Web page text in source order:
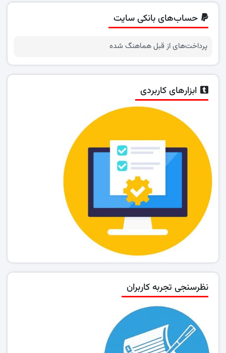
حساب‌های بانکی سایت
پرداخت‌های از قبل هماهنگ شده
ابزارهای کاربردی
نظرسنجی تجربه کاربران